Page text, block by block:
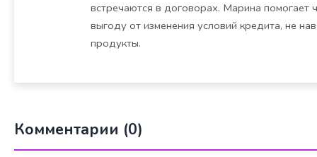
встречаются в договорах. Марина помогает
выгоду от изменения условий кредита, не
продукты.
Комментарии (0)